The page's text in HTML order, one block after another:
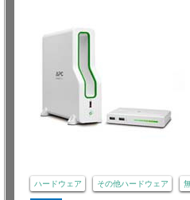
ハードウェア その他ハードウェア